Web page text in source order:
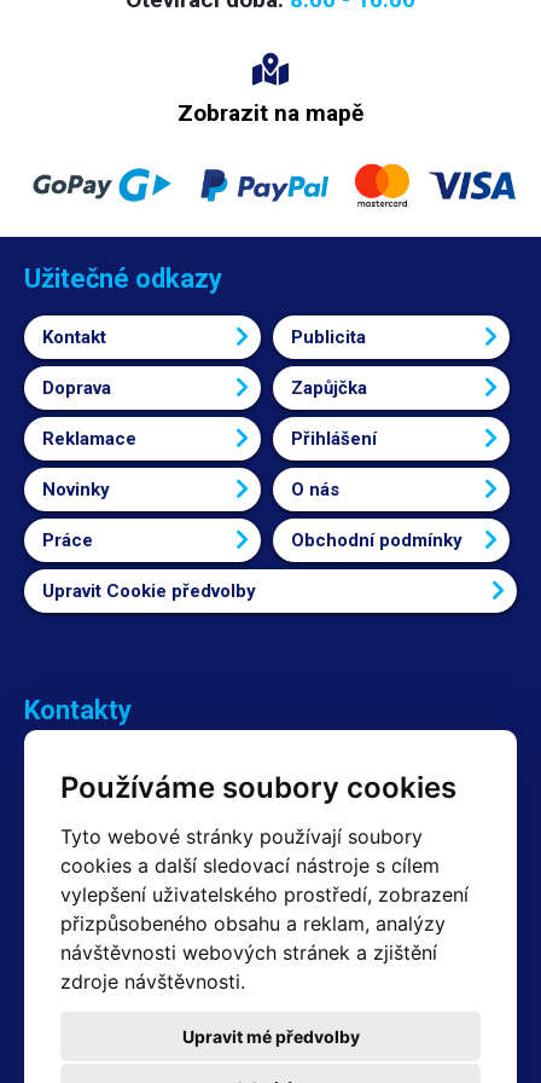
Používáme soubory cookies
Tyto webové stránky používají soubory
cookies a další sledovací nástroje s cílem
vylepšení uživatelského prostředí, zobrazení
přizpůsobeného obsahu a reklam, analýzy
návštěvnosti webových stránek a zjištění
zdroje návštěvnosti.
Upravit mé předvolby
Zobrazit na mapě
Užitečné odkazy
Kontakt Publicita
Doprava Zapůjčka
Reklamace Přihlášení
Novinky O nás
Práce Obchodní podmínky
Upravit Cookie předvolby
Kontakty
+420 603 357 606 +420 605 234 204
Fakturační a expediční oddělení
+420 605 259 759 (Po–Pá: 7:30 – 15:00)
Technické oddělení
+420 603 355 085 (Po–Pá: 8:00 – 16:00)
servis@hotair.cz
Platba jen v hotovosti